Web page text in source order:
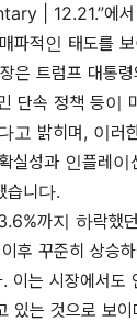
| 12.21.”에
파적인 태도를
은 트럼프 대통
단속 정책 등이
고 밝히며, 이러
실성과 인플레이
습니다.
까지 하락했
후 꾸준히 상승
이는 시장에서도
있는 것으로 보